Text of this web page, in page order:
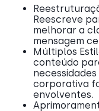
Reescreve
melhorar a
mensagem
Múltiplos
conteúdo
corporativa
envolventes.